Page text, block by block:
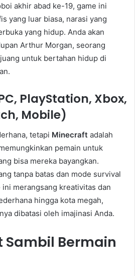
akhir abad ke-19, game ini
yang luar biasa, narasi yang
yang hidup. Anda akan
Arthur Morgan, seorang
untuk bertahan hidup di
PlayStation, Xbox,
Mobile)
tetapi Minecraft adalah
pemain untuk
bisa mereka bayangkan.
tanpa batas dan mode survival
merangsang kreativitas dan
hingga kota megah,
dibatasi oleh imajinasi Anda.
Sambil Bermain